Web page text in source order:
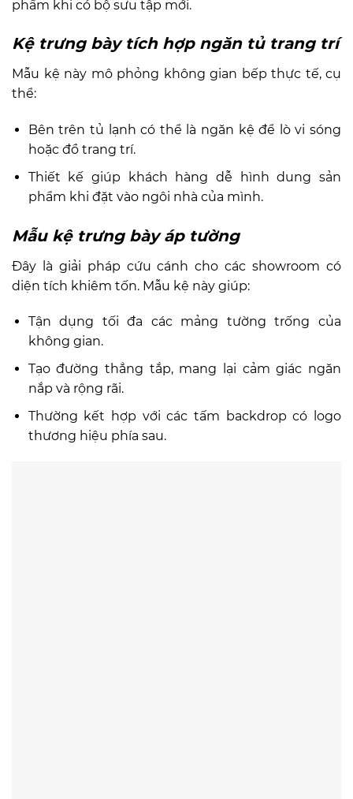
phẩm khi có bộ sưu tập mới.
Kệ trưng bày tích hợp ngăn tủ trang trí
Mẫu kệ này mô phỏng không gian bếp thực tế, cụ
thể:
Bên trên tủ lạnh có thể là ngăn kệ để lò vi sóng
hoặc đồ trang trí.
Thiết kế giúp khách hàng dễ hình dung sản
phẩm khi đặt vào ngôi nhà của mình.
Mẫu kệ trưng bày áp tường
Đây là giải pháp cứu cánh cho các showroom có
diện tích khiêm tốn. Mẫu kệ này giúp:
Tận dụng tối đa các mảng tường trống của
không gian.
Tạo đường thẳng tắp, mang lại cảm giác ngăn
nắp và rộng rãi.
Thường kết hợp với các tấm backdrop có logo
thương hiệu phía sau.